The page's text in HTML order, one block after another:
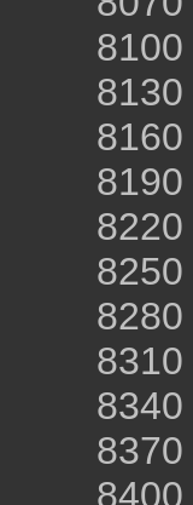
8100
8130
8160
8190
8220
8250
8280
8310
8340
8370
8400